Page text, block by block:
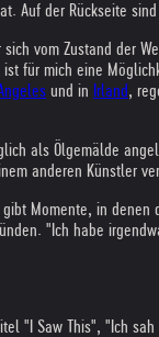
Auf der Rückseite
vom Zustand der
für mich eine
und in Irland,
als Ölgemälde
anderen Künstler
Momente, in
"Ich habe
"I Saw This", "Ich